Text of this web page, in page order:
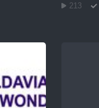
213